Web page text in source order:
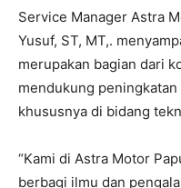
Service Manager Astra
Yusuf, ST, MT,.
merupakan bagian dari
mendukung
khususnya di bidang
“Kami di Astra Motor
berbagi ilmu dan